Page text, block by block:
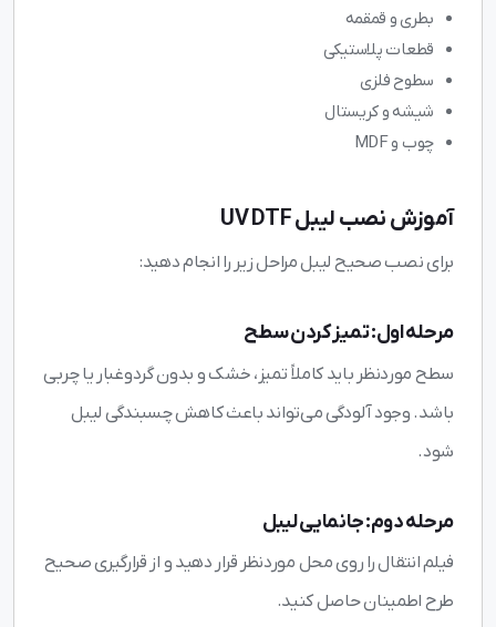
بطری و قمقمه
قطعات پلاستیکی
سطوح فلزی
شیشه و کریستال
چوب و MDF
آموزش نصب لیبل UV DTF
برای نصب صحیح لیبل مراحل زیر را انجام دهید:
مرحله اول: تمیز کردن سطح
سطح موردنظر باید کاملاً تمیز، خشک و بدون گردوغبار یا چربی
باشد. وجود آلودگی می‌تواند باعث کاهش چسبندگی لیبل
شود.
مرحله دوم: جانمایی لیبل
فیلم انتقال را روی محل موردنظر قرار دهید و از قرارگیری صحیح
طرح اطمینان حاصل کنید.